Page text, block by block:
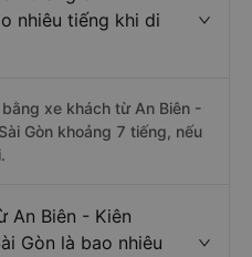
nhiêu tiếng khi di
xe khách từ An Biên -
Gòn khoảng 7 tiếng, nếu
An Biên - Kiên
Gòn là bao nhiêu